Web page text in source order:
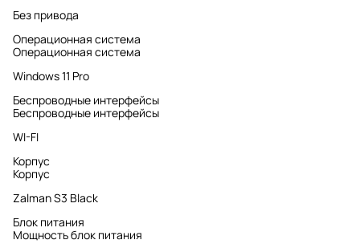
Без привода
Операционная система
Операционная система
Windows 11 Pro
Беспроводные интерфейсы
Беспроводные интерфейсы
WI-FI
Корпус
Корпус
Zalman S3 Black
Блок питания
Мощность блок питания